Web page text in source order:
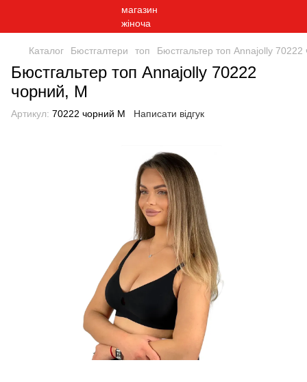
Каталог Бюстгалтери топ Бюстгальтер топ Annajolly 70222
Бюстгальтер топ Annajolly 70222
чорний, M
Артикул: 70222 чорний M Написати відгук